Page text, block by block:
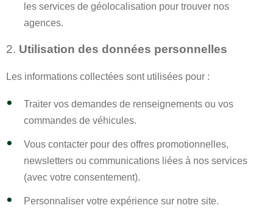
les services de géolocalisation pour trouver nos
agences.
2. Utilisation des données personnelles
Les informations collectées sont utilisées pour :
Traiter vos demandes de renseignements ou vos
commandes de véhicules.
Vous contacter pour des offres promotionnelles,
newsletters ou communications liées à nos services
(avec votre consentement).
Personnaliser votre expérience sur notre site.